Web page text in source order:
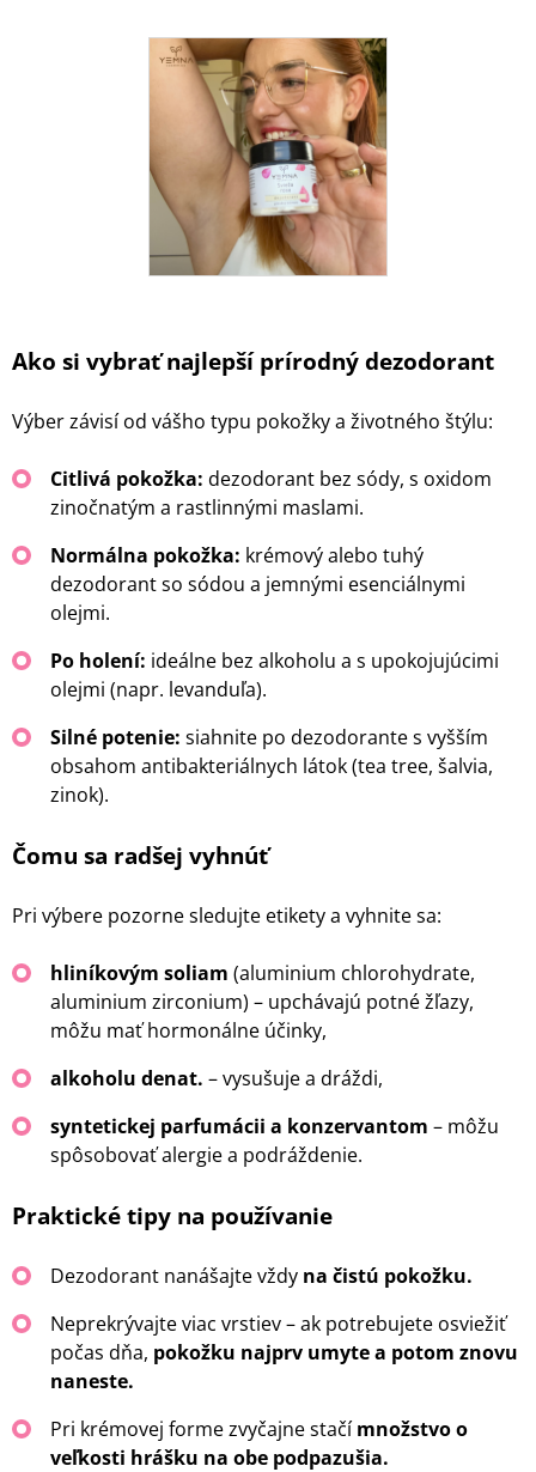
Ako si vybrať najlepší prírodný dezodorant
Výber závisí od vášho typu pokožky a životného štýlu:
Citlivá pokožka: dezodorant bez sódy, s oxidom
zinočnatým a rastlinnými maslami.
Normálna pokožka: krémový alebo tuhý
dezodorant so sódou a jemnými esenciálnymi
olejmi.
Po holení: ideálne bez alkoholu a s upokojujúcimi
olejmi (napr. levanduľa).
Silné potenie: siahnite po dezodorante s vyšším
obsahom antibakteriálnych látok (tea tree, šalvia,
zinok).
Čomu sa radšej vyhnúť
Pri výbere pozorne sledujte etikety a vyhnite sa:
hliníkovým soliam (aluminium chlorohydrate,
aluminium zirconium) – upchávajú potné žľazy,
môžu mať hormonálne účinky,
alkoholu denat. – vysušuje a dráždi,
syntetickej parfumácii a konzervantom – môžu
spôsobovať alergie a podráždenie.
Praktické tipy na používanie
Dezodorant nanášajte vždy na čistú pokožku.
Neprekrývajte viac vrstiev – ak potrebujete osviežiť
počas dňa, pokožku najprv umyte a potom znovu
naneste.
Pri krémovej forme zvyčajne stačímnožstvo o
veľkosti hrášku na obe podpazušia.